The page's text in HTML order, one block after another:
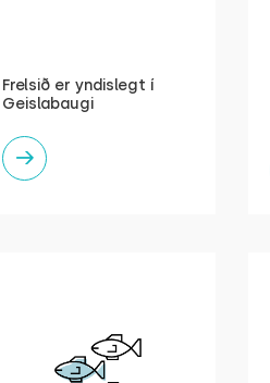
Frelsið er yndislegt í
Geislabaugi